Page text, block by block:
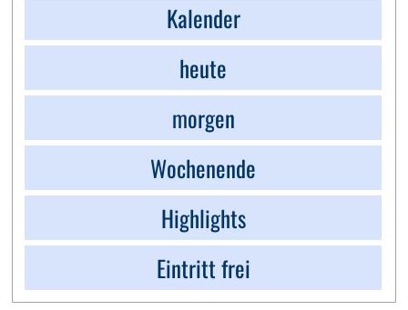
Kalender
heute
morgen
Wochenende
Highlights
Eintritt frei